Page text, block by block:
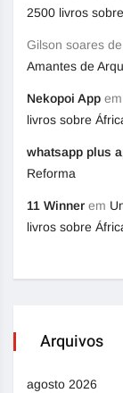
2500 livros
Gilson soares
Amantes de
Nekopoi App em
livros sobre
whatsapp plus
Reforma
11 Winner em
livros sobre
Arquivos
agosto 2026